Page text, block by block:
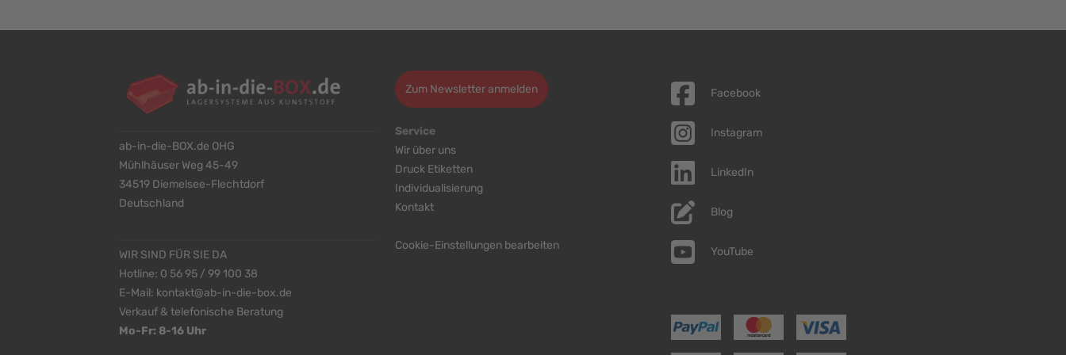
ab-in-die-BOX.de OHG
Mühlhäuser Weg 45-49
34519 Diemelsee-Flechtdorf
Deutschland
WIR SIND FÜR SIE DA
Hotline: 0 56 95 / 99 100 38
E-Mail: kontakt@ab-in-die-box.de
Verkauf & telefonische Beratung
Mo-Fr: 8-16 Uhr
Zum Newsletter anmelden
Service
Wir über uns
Druck Etiketten
Individualisierung
Kontakt
Cookie-Einstellungen bearbeiten
Facebook
Instagram
LinkedIn
Blog
YouTube